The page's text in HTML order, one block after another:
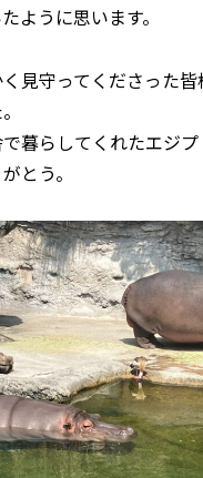
ように思います。
見守ってくださった
暮らしてくれたエジ
とう。